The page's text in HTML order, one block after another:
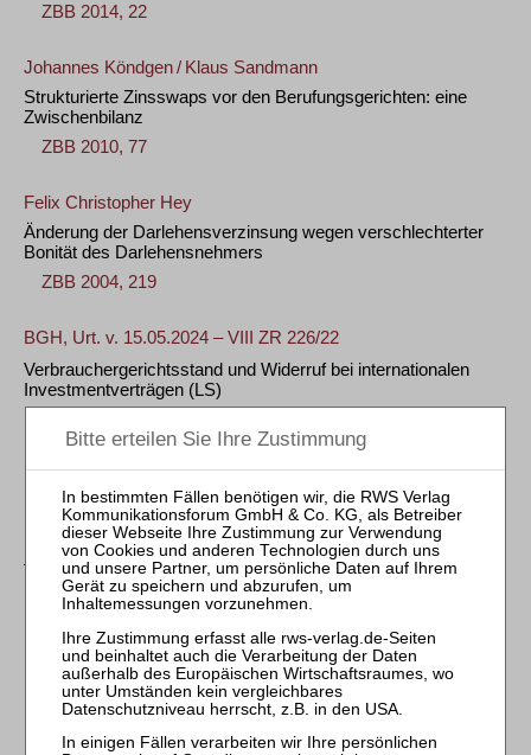
ZBB 2014, 22
Johannes Köndgen/ Klaus Sandmann
Strukturierte Zinsswaps vor den Berufungsgerichten: eine
Zwischenbilanz
ZBB 2010, 77
Felix Christopher Hey
Änderung der Darlehensverzinsung wegen verschlechterter
Bonität des Darlehensnehmers
ZBB 2004, 219
BGH, Urt. v. 15.05.2024 – VIII ZR 226/22
Verbrauchergerichtsstand und Widerruf bei internationalen
Investmentverträgen (LS)
BayObLG, Urt. v. 28.02.2024 – 101 MK 1/20
Kapitalanleger-Musterverfahren: Zulässigkeit von
Musterfeststellungsanträgen; Wirksamkeitsprüfung für
Kündigungs- und Zinsanpassungsklausel in einem
formularmäßigen Prämiensparvertrag einer Sparkasse(LS)
ZBB 2024, 317
LG Hamburg, Urt. v. 25.01.2024 – 310 O 368/21
Rückabwicklung von Bitcoin-Transaktion im
Dreipersonenverhältnis (LS)
ZBB 2024, 266